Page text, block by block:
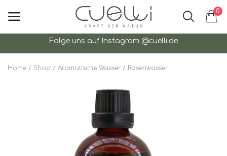
Folge uns auf Instagram @cuelli.de
Kostenloser Versand ab 45€
0
Home Shop Aromatische Wasser Rosenwasser